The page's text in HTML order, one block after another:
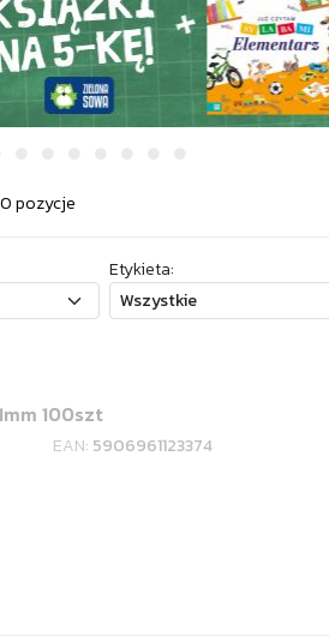
pozycje
Etykieta:
100szt
EAN: 5906961123374